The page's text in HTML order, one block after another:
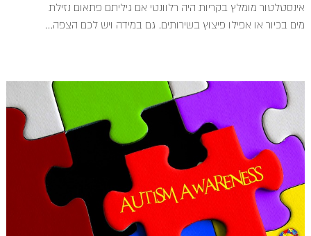
אינסטלטור מומלץ בקריות היה רלוונטי אם גיליתם פתאום נזילת
מים בכיור או אפילו פיצוץ בשירותים. גם במידה ויש לכם הצפה...